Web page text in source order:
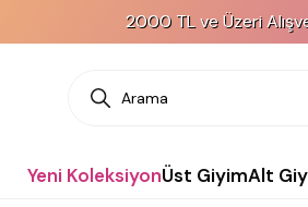
2000 TL ve Üzeri
Yeni KoleksiyonÜst GiyimAlt